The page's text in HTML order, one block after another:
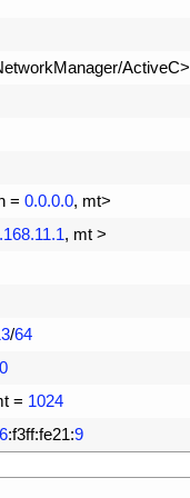
/ActiveC>
= 0.0.0.0, mt>
, mt >
/64
= 1024
:f3ff:fe21:9